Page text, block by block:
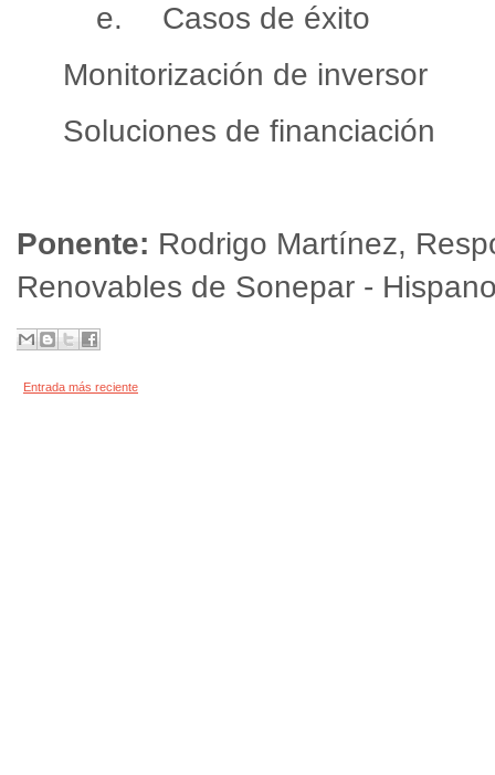
e.
Casos de éxito
Monitorización de inversor
Soluciones de financiación
Ponente: Rodrigo Martínez,
Renovables de Sonepar -
Entrada más reciente